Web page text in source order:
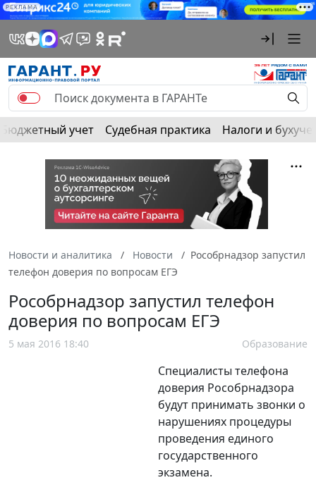
РЕКЛАМА
Бюджетный учет Судебная практика Налоги и
Новости и аналитика Новости
Рособрнадзор запустил
телефон доверия по вопросам ЕГЭ
Рособрнадзор запустил телефон
доверия по вопросам ЕГЭ
5 мая 2016 18:40 Образование
Специалисты телефона
доверия Рособрнадзора
будут принимать звонки о
нарушениях процедуры
проведения единого
государственного
экзамена.